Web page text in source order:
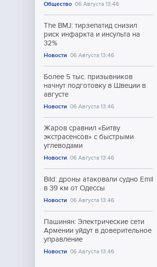
Общество 06 Августа 13:46
The BMJ: тирзепатид снизил
риск инфаркта и инсульта на
32%
Новости 06 Августа 13:46
Более 5 тыс. призывников
начнут подготовку в Швеции в
августе
Новости 06 Августа 13:46
Жаров сравнил «Битву
экстрасенсов» с быстрыми
углеводами
Новости 06 Августа 13:46
Bild: дроны атаковали судно Emil
в 39 км от Одессы
Новости 06 Августа 13:46
Пашинян: Электрические сети
Армении уйдут в доверительное
управление
Новости 06 Августа 13:46